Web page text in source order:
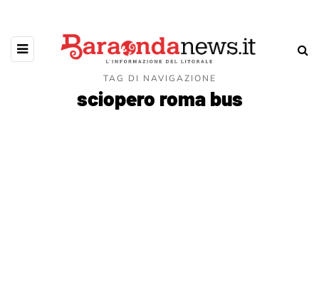
TAG DI NAVIGAZIONE
sciopero roma bus